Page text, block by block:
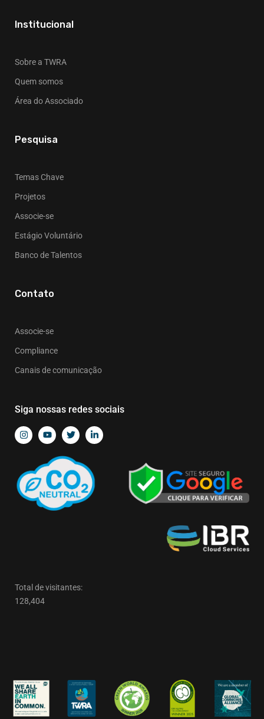
Institucional
Sobre a TWRA
Quem somos
Área do Associado
Pesquisa
Temas Chave
Projetos
Associe-se
Estágio Voluntário
Banco de Talentos
Contato
Associe-se
Compliance
Canais de comunicação
Siga nossas redes sociais
Total de visitantes:
128,404